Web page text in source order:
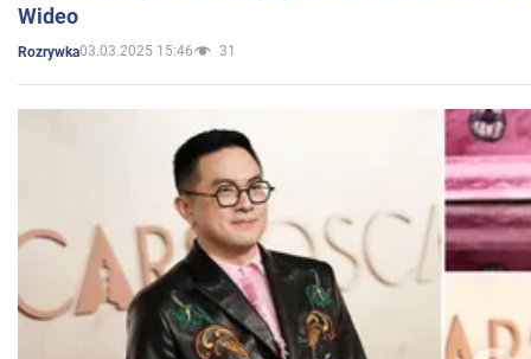
Wideo
Rozrywka03.03.2025 15:46 31